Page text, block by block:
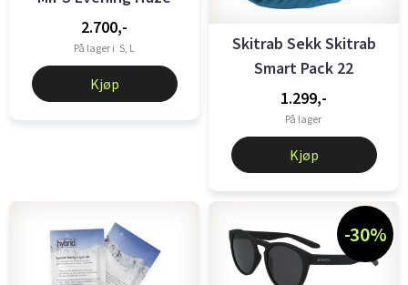
2.700,-
På lager i S, L
Kjøp
Skitrab Sekk Skitrab
Smart Pack 22
1.299,-
På lager
Kjøp
-30%